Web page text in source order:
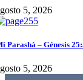
5, 2026
Parashà – Génesis
5, 2026